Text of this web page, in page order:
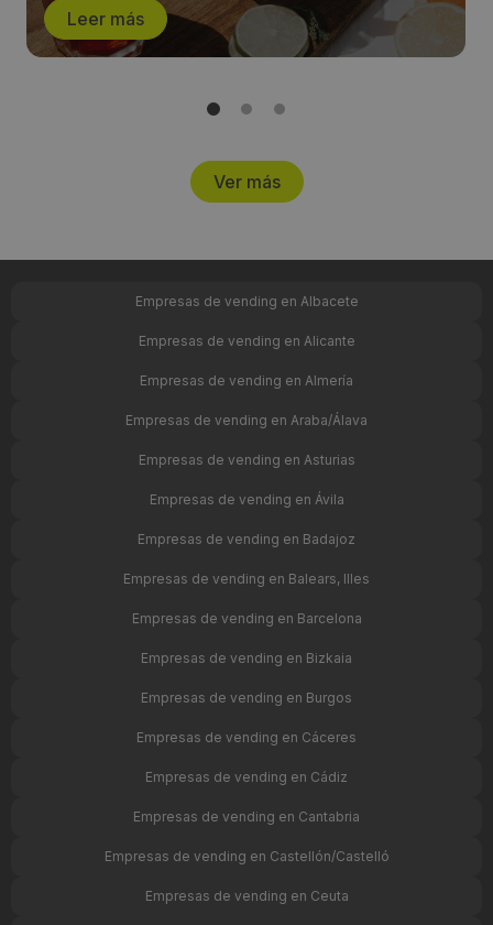
Leer más
Ver más
Empresas de vending en Albacete
Empresas de vending en Alicante
Empresas de vending en Almería
Empresas de vending en Araba/Álava
Empresas de vending en Asturias
Empresas de vending en Ávila
Empresas de vending en Badajoz
Empresas de vending en Balears, Illes
Empresas de vending en Barcelona
Empresas de vending en Bizkaia
Empresas de vending en Burgos
Empresas de vending en Cáceres
Empresas de vending en Cádiz
Empresas de vending en Cantabria
Empresas de vending en Castellón/Castelló
Empresas de vending en Ceuta